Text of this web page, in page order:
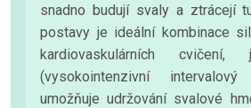
snadno budují svaly a ztrácejí
postavy je ideální kombinace
kardiovaskulárních
(vysokointenzivní
umožňuje udržování svalové